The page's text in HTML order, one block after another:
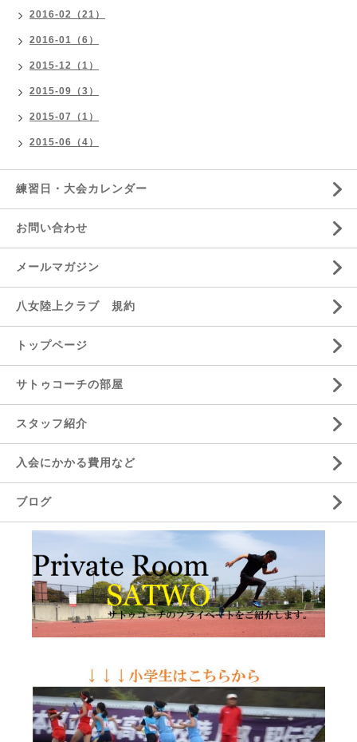
2016-02（21）
2016-01（6）
2015-12（1）
2015-09（3）
2015-07（1）
2015-06（4）
練習日・大会カレンダー
お問い合わせ
メールマガジン
八女陸上クラブ 規約
トップページ
サトゥコーチの部屋
スタッフ紹介
入会にかかる費用など
ブログ